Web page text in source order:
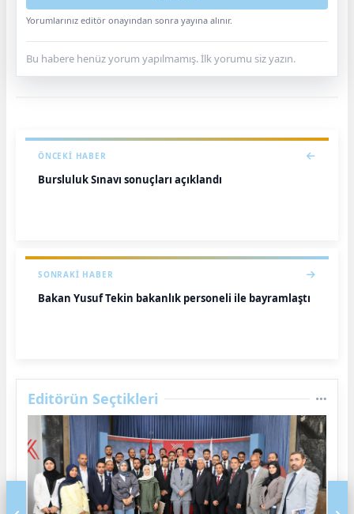
Yorumlarınız editör onayından sonra yayına alınır.
Bu habere henüz yorum yapılmamış. İlk yorumu siz yazın.
ÖNCEKI HABER
Bursluluk Sınavı sonuçları açıklandı
SONRAKI HABER
Bakan Yusuf Tekin bakanlık personeli ile bayramlaştı
Editörün Seçtikleri